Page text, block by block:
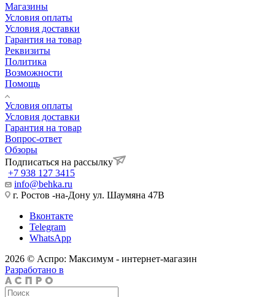
Магазины
Условия оплаты
Условия доставки
Гарантия на товар
Реквизиты
Политика
Возможности
Помощь
Условия оплаты
Условия доставки
Гарантия на товар
Вопрос-ответ
Обзоры
Подписаться на рассылку
+7 938 127 3415
info@behka.ru
г. Ростов -на-Дону ул. Шаумяна 47В
Вконтакте
Telegram
WhatsApp
2026 © Аспро: Максимум - интернет-магазин
Разработано в